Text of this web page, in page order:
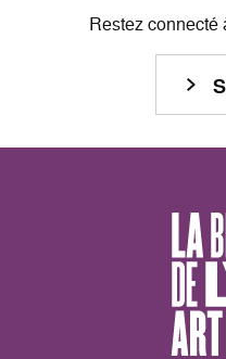
Restez connecté